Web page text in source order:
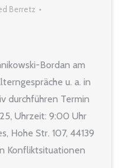
Berretz
Bordan am
u. a. in
durchführen Termin
Uhrzeit: 9:00 Uhr
Hohe Str. 107, 44139
Konfliktsituationen